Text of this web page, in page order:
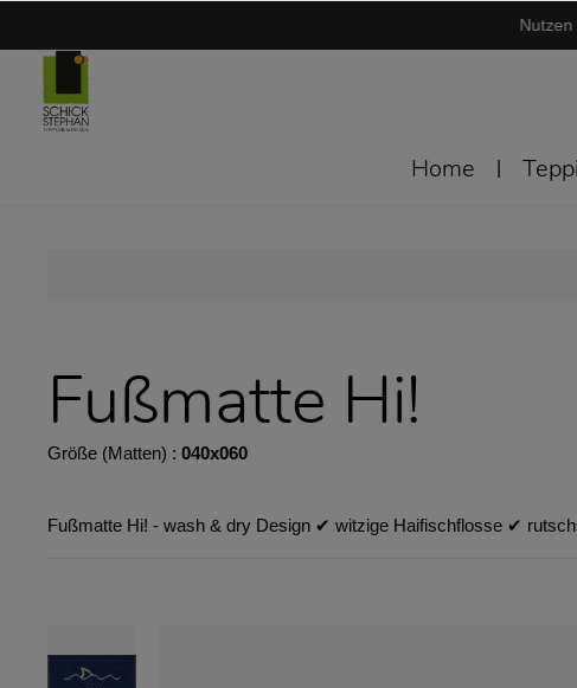
Home
Fußmatte Hi!
Größe (Matten) : 040x060
Fußmatte Hi! - wash & dry Design ✔︎ witzige Haifischflosse ✔︎